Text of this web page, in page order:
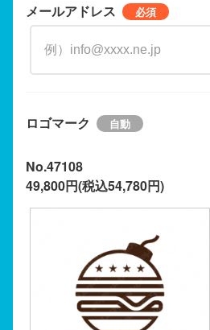
メールアドレス
ロゴマーク
No.47108
49,800円(税込54,780円)